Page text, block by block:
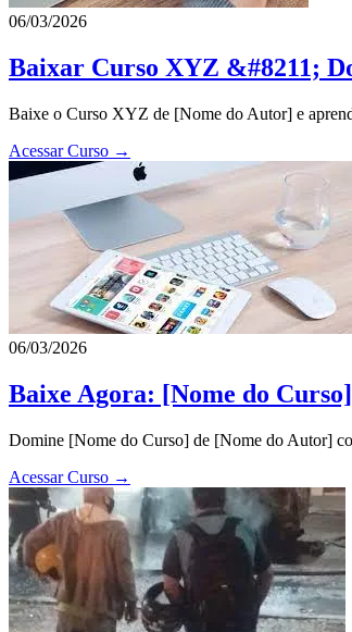
06/03/2026
Baixar Curso XYZ &#8211;
Baixe o Curso XYZ de [Nome do Autor] e
Acessar Curso →
06/03/2026
Baixe Agora: [Nome do
Domine [Nome do Curso] de [Nome do Autor]
Acessar Curso →